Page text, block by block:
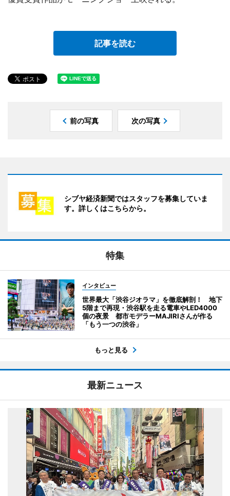
記事を読む
前の写真 次の写真
シブヤ経済新聞ではスタッフを募集していま
す。詳しくはこちらから。
特集
インタビュー
世界最大「渋谷ジオラマ」を徹底解剖！ 地下
5階まで再現・渋谷駅を走る電車やLED4000
個の夜景 都市モデラーMAJIRIさんが作る
「もう一つの渋谷」
もっと見る
最新ニュース